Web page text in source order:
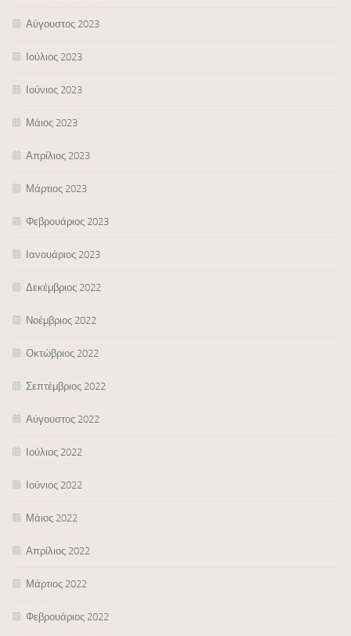
Αύγουστος 2023
Ιούλιος 2023
Ιούνιος 2023
Μάιος 2023
Απρίλιος 2023
Μάρτιος 2023
Φεβρουάριος 2023
Ιανουάριος 2023
Δεκέμβριος 2022
Νοέμβριος 2022
Οκτώβριος 2022
Σεπτέμβριος 2022
Αύγουστος 2022
Ιούλιος 2022
Ιούνιος 2022
Μάιος 2022
Απρίλιος 2022
Μάρτιος 2022
Φεβρουάριος 2022